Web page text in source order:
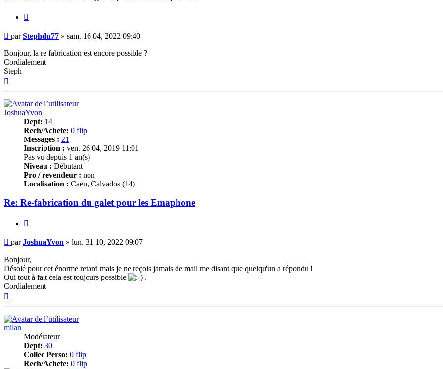
Message
parStephdu77 » sam. 16 04, 2022 09:40
Bonjour, la re fabrication est encore possible ?
Cordialement
Steph
JoshuaYvon
Dept: 14
Rech/Achete: 0 flip
Messages : 21
Inscription : ven. 26 04, 2019 11:01
Pas vu depuis 1 an(s)
Niveau : Débutant
Pro / revendeur : non
Localisation : Caen, Calvados (14)
Re: Re-fabrication du galet pour les Emaphone
Message
parJoshuaYvon » lun. 31 10, 2022 09:07
Bonjour,
Désolé pour cet énorme retard mais je ne reçois jamais de mail me disant que quelqu'un a répondu !
Oui tout à fait cela est toujours possible
.
Cordialement
milan
Modérateur
Dept: 30
Collec Perso: 0 flip
Rech/Achete: 0 flip